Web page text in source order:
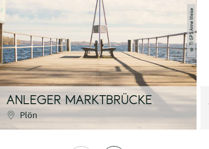
ANLEGER MARKTBRÜCKE
Plön
©
TI GPS Anne Weise